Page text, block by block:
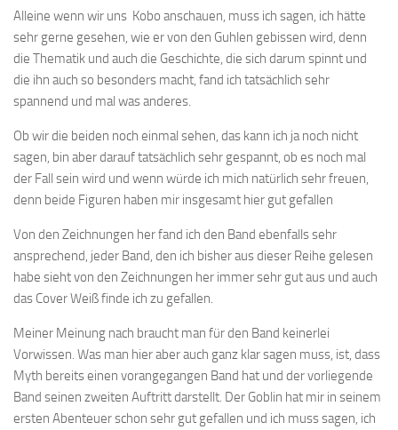
Alleine wenn wir uns Kobo anschauen, muss ich sagen, ich hätte
sehr gerne gesehen, wie er von den Guhlen gebissen wird, denn
die Thematik und auch die Geschichte, die sich darum spinnt und
die ihn auch so besonders macht, fand ich tatsächlich sehr
spannend und mal was anderes.
Ob wir die beiden noch einmal sehen, das kann ich ja noch nicht
sagen, bin aber darauf tatsächlich sehr gespannt, ob es noch mal
der Fall sein wird und wenn würde ich mich natürlich sehr freuen,
denn beide Figuren haben mir insgesamt hier gut gefallen
Von den Zeichnungen her fand ich den Band ebenfalls sehr
ansprechend, jeder Band, den ich bisher aus dieser Reihe gelesen
habe sieht von den Zeichnungen her immer sehr gut aus und auch
das Cover Weiß finde ich zu gefallen.
Meiner Meinung nach braucht man für den Band keinerlei
Vorwissen. Was man hier aber auch ganz klar sagen muss, ist, dass
Myth bereits einen vorangegangen Band hat und der vorliegende
Band seinen zweiten Auftritt darstellt. Der Goblin hat mir in seinem
ersten Abenteuer schon sehr gut gefallen und ich muss sagen, ich